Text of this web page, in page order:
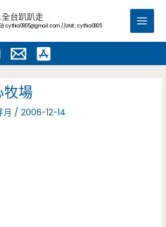
台趴趴走
cythia0805@gmail.com //LINE: cythia0805
Main
牧場
月 /2006-12-14